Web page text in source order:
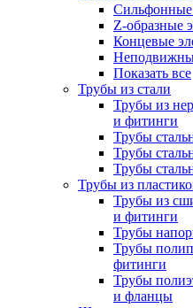
Z-образные
Концевые
Показать все
Трубы из стали
Трубы из
и фитинги
Трубы
Трубы
Трубы
Трубы из
Трубы из
и фитинги
Трубы
Трубы
фитинги
Трубы
и фланцы